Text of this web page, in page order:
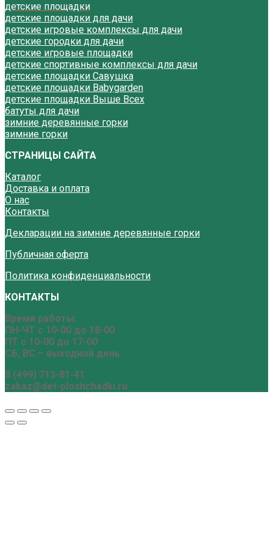
детские площадки
детские площадки для дачи
детские игровые комплексы для дачи
детские городки для дачи
детские игровые площадки
детские спортивные комплексы для дачи
детские площадки Савушка
детские площадки Babygarden
детские площадки Выше Всех
батуты для дачи
зимние деревянные горки
зимние горки
СТРАНИЦЫ САЙТА
Каталог
Доставка и оплата
О нас
Контакты
Декларации на зимние деревянные горки
Публичная оферта
Политика конфиденциальности
КОНТАКТЫ
Время работы:
ПН-ЧТ с 10-00 до 18-00
ПТ с 10-00 до 17-00
СБ, ВС – выходной день
8 (499) 713-81-41
zakaz@det-ploshchadki.ru